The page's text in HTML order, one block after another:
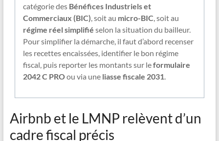
catégorie des Bénéfices Industriels et
Commerciaux (BIC), soit au micro-BIC, soit au
régime réel simplifié selon la situation du bailleur.
Pour simplifier la démarche, il faut d’abord recenser
les recettes encaissées, identifier le bon régime
fiscal, puis reporter les montants sur leformulaire
2042 C PROou via une liasse fiscale 2031.
Airbnb et le LMNP relèvent d’un
cadre fiscal précis